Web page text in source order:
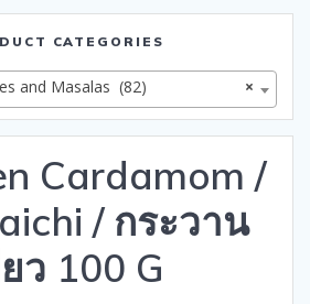
CATEGORIES
×
and Masalas (82)
Cardamom /
/ กระวาน
ว 100 G